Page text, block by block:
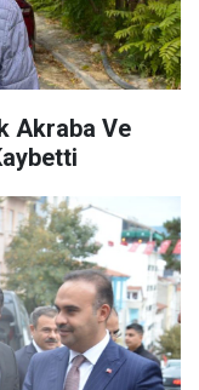
Akraba Ve